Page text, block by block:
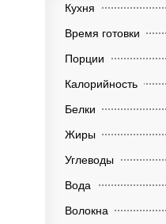
Кухня
Время готовки
Порции
Калорийность
Белки
Жиры
Углеводы
Вода
Волокна